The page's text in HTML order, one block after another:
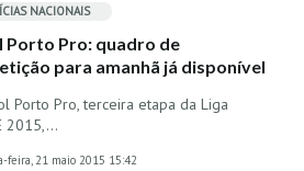
NACIONAIS
Porto Pro: quadro de
para amanhã já disponível
Porto Pro, terceira etapa da Liga
2015,…
feira, 21 maio 2015 15:42